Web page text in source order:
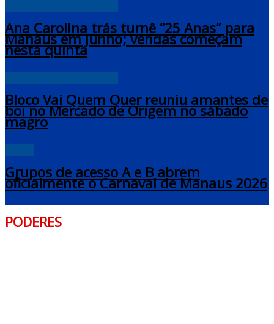
Ana Carolina trás turnê “25 Anas” para
Manaus em junho; vendas começam
nesta quinta
Bloco Vai Quem Quer reuniu amantes de
boi no Mercado de Origem no sábado
magro
Grupos de acesso A e B abrem
oficialmente o Carnaval de Manaus 2026
PODERES